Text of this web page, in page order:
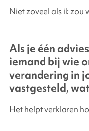
Niet zoveel als ik zou
Als je één
iemand bij wie
verandering in
vastgesteld,
Het helpt verklaren